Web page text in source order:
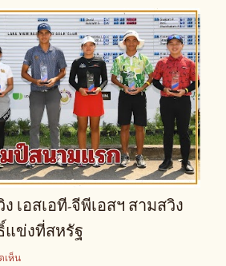
เอสเอที-จีพีเอสฯ สามสวิง
แข่งที่สหรัฐ
เห็น